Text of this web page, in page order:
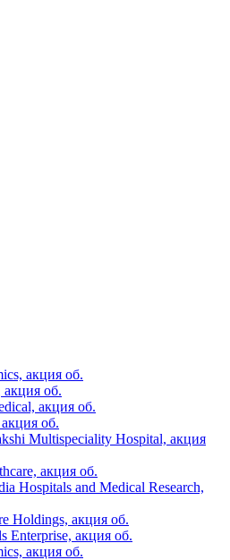
акция об.
об.
акция об.
об.
Multispeciality Hospital, акция
акция об.
Hospitals and Medical Research,
Holdings, акция об.
Enterprise, акция об.
акция об.